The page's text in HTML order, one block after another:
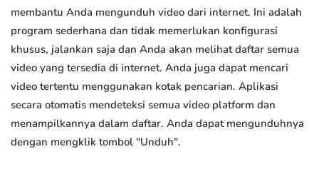
membantu Anda mengunduh video dari internet. Ini adalah
program sederhana dan tidak memerlukan konfigurasi
khusus, jalankan saja dan Anda akan melihat daftar semua
video yang tersedia di internet. Anda juga dapat mencari
video tertentu menggunakan kotak pencarian. Aplikasi
secara otomatis mendeteksi semua video platform dan
menampilkannya dalam daftar. Anda dapat mengunduhnya
dengan mengklik tombol "Unduh".